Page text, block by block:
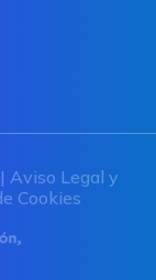
| Aviso Legal y
Cookies